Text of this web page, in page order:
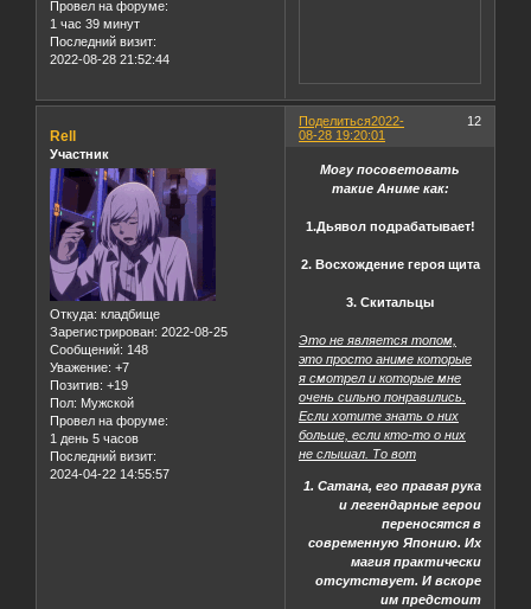
Провел на форуме:
1 час 39 минут
Последний визит:
2022-08-28 21:52:44
Поделиться 12
2022-
08-28 19:20:01
Rell
Участник
Откуда: кладбище
Зарегистрирован: 2022-08-25
Сообщений: 148
Уважение: +7
Позитив: +19
Пол: Мужской
Провел на форуме:
1 день 5 часов
Последний визит:
2024-04-22 14:55:57
Могу посоветовать
такие Аниме как:
1.Дьявол подрабатывает!
2. Восхождение героя щита
3. Скитальцы
Это не является топом,
это просто аниме которые
я смотрел и которые мне
очень сильно понравились.
Если хотите знать о них
больше, если кто-то о них
не слышал. То вот
1. Сатана, его правая рука
и легендарные герои
переносятся в
современную Японию. Их
магия практически
отсутствует. И вскоре
им предстоит